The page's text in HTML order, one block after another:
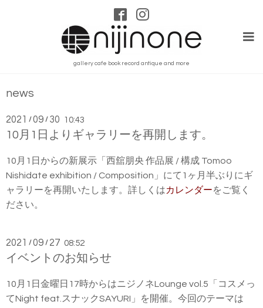
gallery cafe book record antique and more
news
2021 /09 / 30 10:43
10月1日よりギャラリーを再開します。
10月1日からの新展示「西舘朋央 作品展 / 構成 Tomoo
Nishidate exhibition / Composition」にて1ヶ月半ぶりにギ
ャラリーを再開いたします。詳しくはカレンダーをご覧く
ださい。
2021 /09 / 27 08:52
イベントのお知らせ
10月1日金曜日17時からはニジノネLounge vol.5「コスメっ
てNight feat.スナックSAYURI」を開催。今回のテーマは